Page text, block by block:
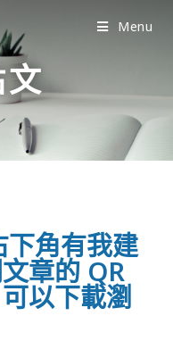
Menu
角有我建
章的 QR
以下載瀏